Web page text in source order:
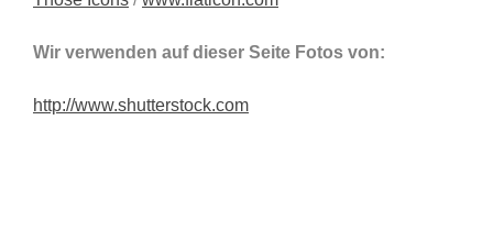
Wir verwenden auf dieser Seite Fotos von:
http://www.shutterstock.com